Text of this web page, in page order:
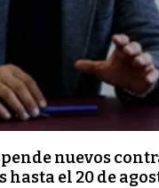
nuevos
el 20 de